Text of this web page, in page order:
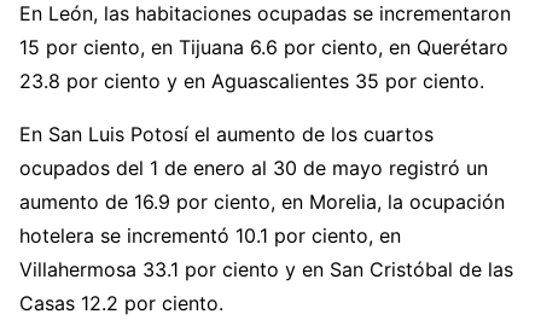
En León, las habitaciones ocupadas se incrementaron
15 por ciento, en Tijuana 6.6 por ciento, en Querétaro
23.8 por ciento y en Aguascalientes 35 por ciento.
En San Luis Potosí el aumento de los cuartos
ocupados del 1 de enero al 30 de mayo registró un
aumento de 16.9 por ciento, en Morelia, la ocupación
hotelera se incrementó 10.1 por ciento, en
Villahermosa 33.1 por ciento y en San Cristóbal de las
Casas 12.2 por ciento.